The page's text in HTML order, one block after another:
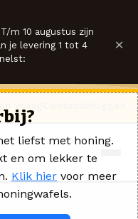
T/m 10 augustus zijn
je levering 1 tot 4
×
liefst met honing.
en om lekker te
Klik hier voor meer